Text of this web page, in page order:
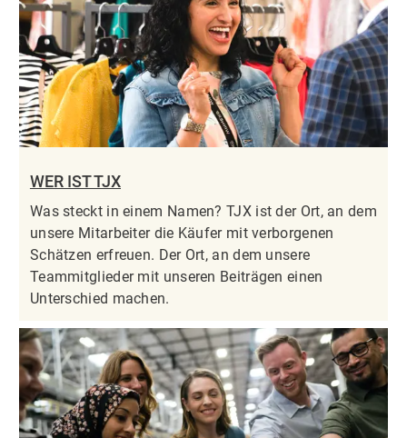
WER IST TJX
Was steckt in einem Namen? TJX ist der Ort, an dem
unsere Mitarbeiter die Käufer mit verborgenen
Schätzen erfreuen. Der Ort, an dem unsere
Teammitglieder mit unseren Beiträgen einen
Unterschied machen.